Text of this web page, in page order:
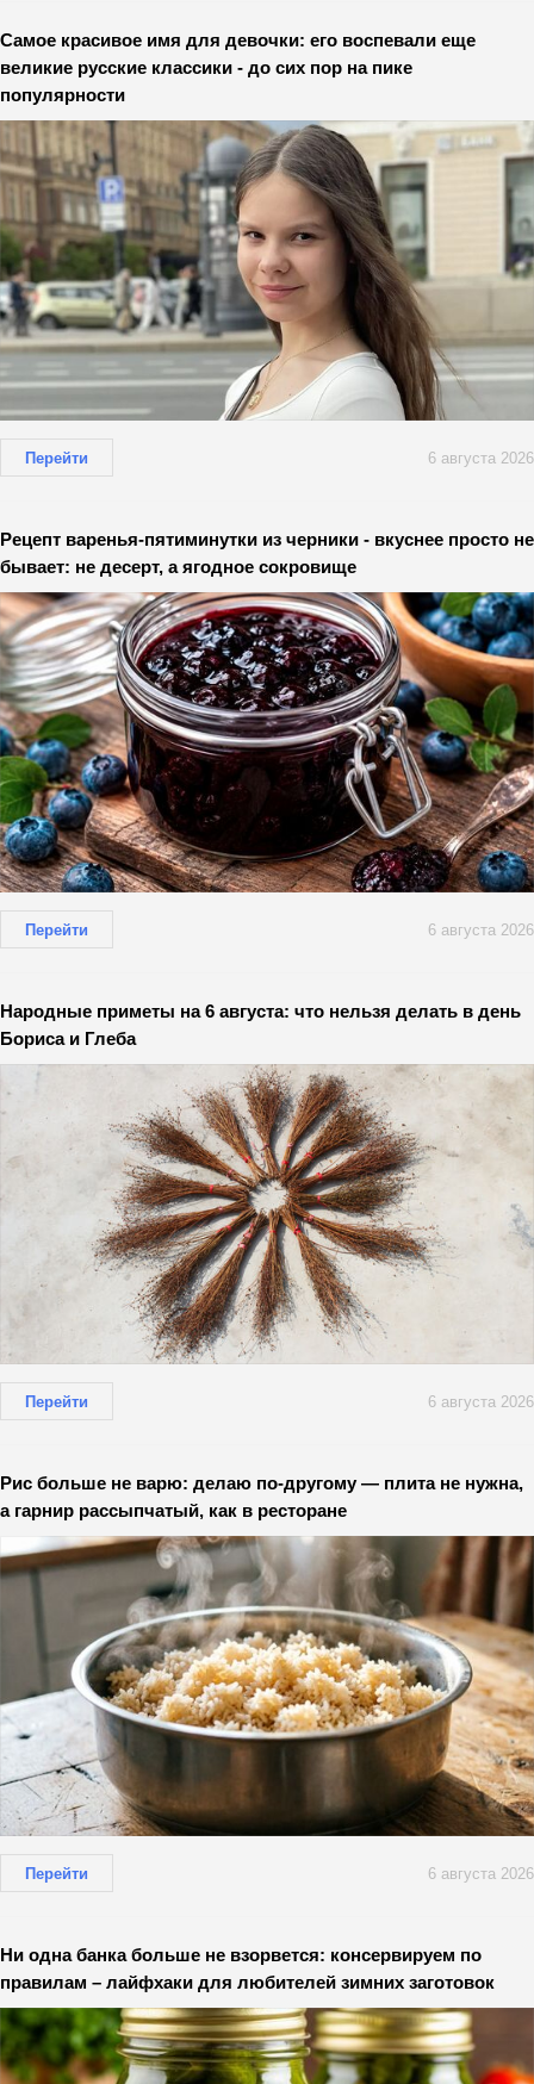
Самое красивое имя для девочки: его воспевали еще
великие русские классики - до сих пор на пике
популярности
Перейти 6 августа 2026
Рецепт варенья-пятиминутки из черники - вкуснее просто не
бывает: не десерт, а ягодное сокровище
Перейти 6 августа 2026
Народные приметы на 6 августа: что нельзя делать в день
Бориса и Глеба
Перейти 6 августа 2026
Рис больше не варю: делаю по-другому — плита не нужна,
а гарнир рассыпчатый, как в ресторане
Перейти 6 августа 2026
Ни одна банка больше не взорвется: консервируем по
правилам – лайфхаки для любителей зимних заготовок